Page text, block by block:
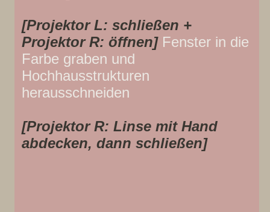
[Projektor L: schließen +
Projektor R: öffnen]Fenster in die
Farbe graben und
Hochhausstrukturen
herausschneiden
[Projektor R: Linse mit Hand
abdecken, dann schließen]